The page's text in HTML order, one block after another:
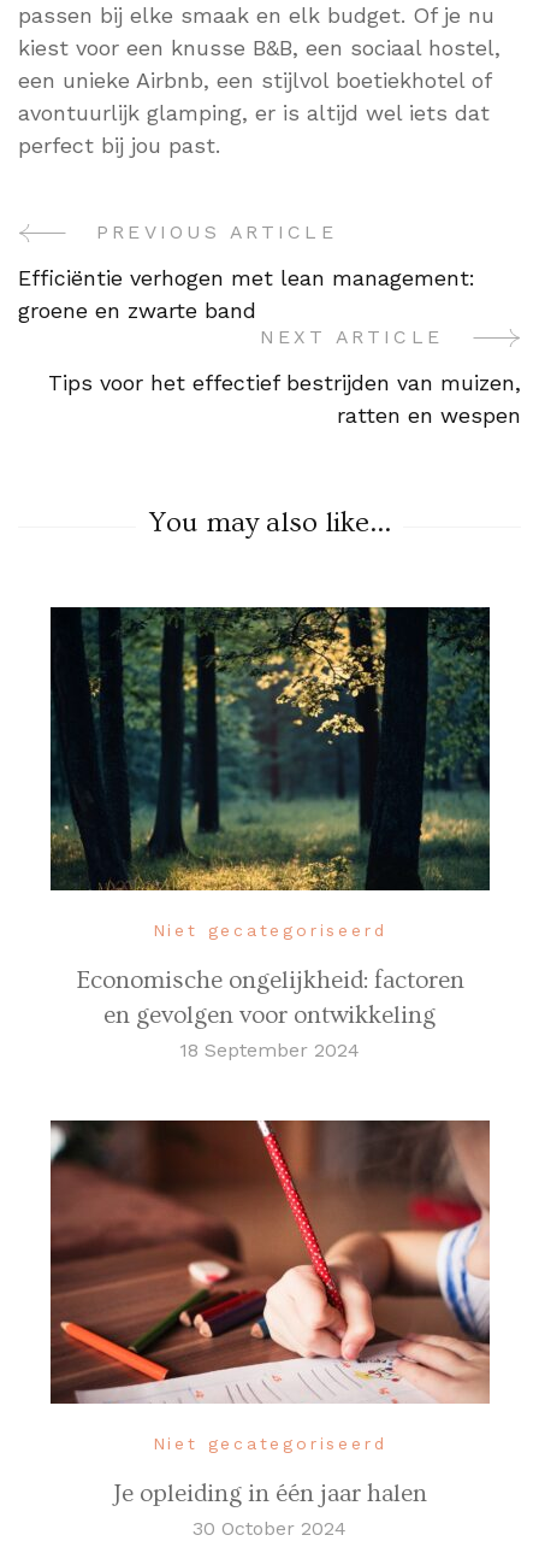
passen bij elke smaak en elk budget. Of je nu
kiest voor een knusse B&B, een sociaal hostel,
een unieke Airbnb, een stijlvol boetiekhotel of
avontuurlijk glamping, er is altijd wel iets dat
perfect bij jou past.
Post
Navigation
PREVIOUS ARTICLE
Efficiëntie verhogen met lean management:
groene en zwarte band
NEXT ARTICLE
Tips voor het effectief bestrijden van muizen,
ratten en wespen
You may also like...
Niet gecategoriseerd
Economische ongelijkheid: factoren
en gevolgen voor ontwikkeling
18 September 2024
Niet gecategoriseerd
Je opleiding in één jaar halen
30 October 2024